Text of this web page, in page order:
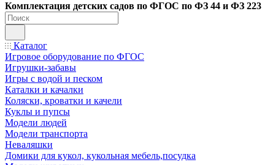
Комплектация детских садов по ФГОC по ФЗ 44 и ФЗ 223
Каталог
Игровое оборудование по ФГОС
Игрушки-забавы
Игры с водой и песком
Каталки и качалки
Коляски, кроватки и качели
Куклы и пупсы
Модели людей
Модели транспорта
Неваляшки
Домики для кукол, кукольная мебель,посудка